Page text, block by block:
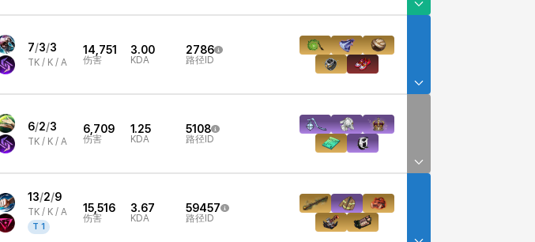
7/3/3
TK / K / A
14,751
伤害
3.00
KDA
2786
路径ID
6/2/3
TK / K / A
6,709
伤害
1.25
KDA
5108
路径ID
13/2/9
TK / K / A
T 1
15,516
伤害
3.67
KDA
59457
路径ID